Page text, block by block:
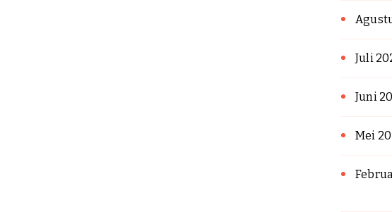
Juli
Juni
Mei